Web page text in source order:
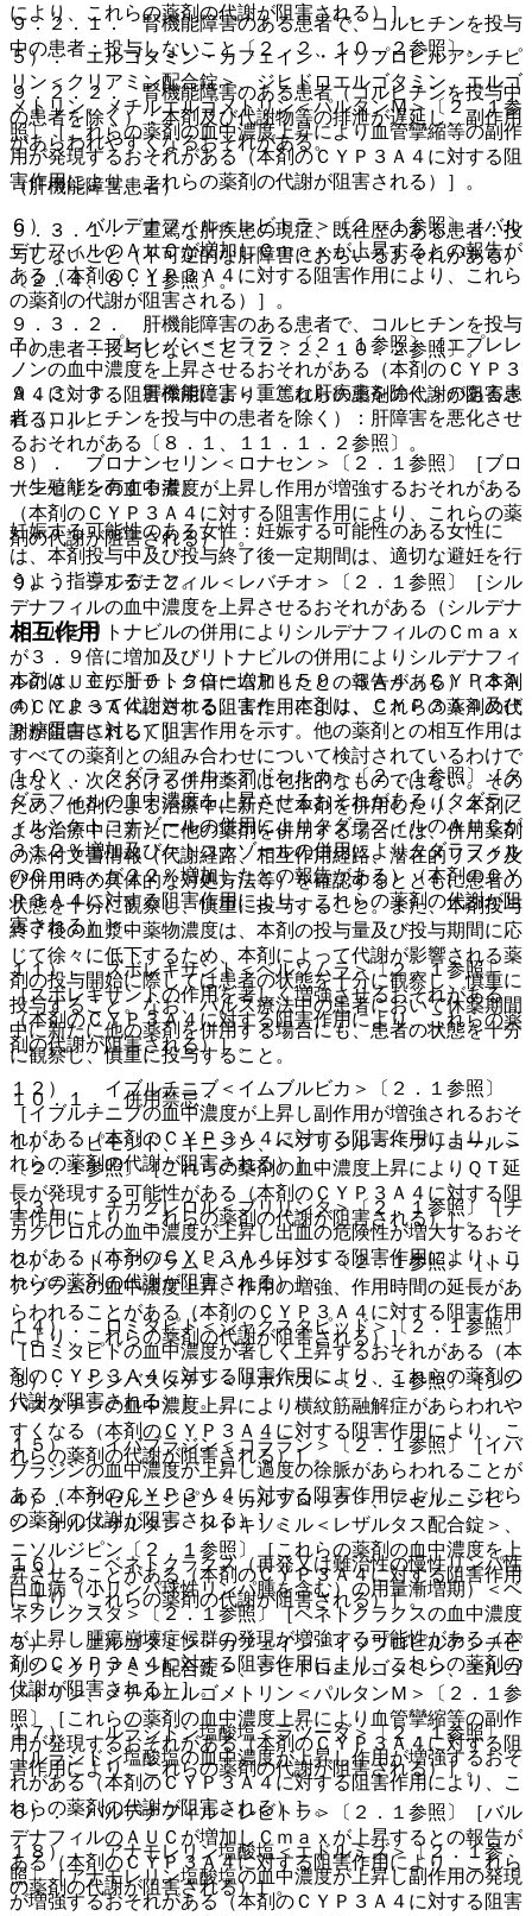
により、これらの薬剤の代謝が阻害される）］。
５）． エルゴタミン・カフェイン・イソプロピルアンチピ
リン＜クリアミン配合錠＞、ジヒドロエルゴタミン、エルゴ
メトリン、メチルエルゴメトリン＜パルタンＭ＞〔２．１参
照〕［これらの薬剤の血中濃度上昇により血管攣縮等の副作
用が発現するおそれがある（本剤のＣＹＰ３Ａ４に対する阻
害作用により、これらの薬剤の代謝が阻害される）］。
６）． バルデナフィル＜レビトラ＞〔２．１参照〕［バル
デナフィルのＡＵＣが増加しＣｍａｘが上昇するとの報告が
ある（本剤のＣＹＰ３Ａ４に対する阻害作用により、これら
の薬剤の代謝が阻害される）］。
７）． エプレレノン＜セララ＞〔２．１参照〕［エプレレ
ノンの血中濃度を上昇させるおそれがある（本剤のＣＹＰ３
Ａ４に対する阻害作用により、これらの薬剤の代謝が阻害さ
れる）］。
８）． ブロナンセリン＜ロナセン＞〔２．１参照〕［ブロ
ナンセリンの血中濃度が上昇し作用が増強するおそれがある
（本剤のＣＹＰ３Ａ４に対する阻害作用により、これらの薬
剤の代謝が阻害される）］。
９）． シルデナフィル＜レバチオ＞〔２．１参照〕［シル
デナフィルの血中濃度を上昇させるおそれがある（シルデナ
フィルとリトナビルの併用によりシルデナフィルのＣｍａｘ
が３．９倍に増加及びリトナビルの併用によりシルデナフィ
ルのＡＵＣが１０．５倍に増加したとの報告がある）（本剤
のＣＹＰ３Ａ４に対する阻害作用により、これらの薬剤の代
謝が阻害される）］。
１０）． タダラフィル＜アドシルカ＞〔２．１参照〕［タ
ダラフィルの血中濃度を上昇させるおそれがある（タダラフ
ィルとケトコナゾールの併用によりタダラフィルのＡＵＣが
３１２％増加及びケトコナゾールの併用によりタダラフィル
のＣｍａｘが２２％増加したとの報告がある）（本剤のＣＹ
Ｐ３Ａ４に対する阻害作用により、これらの薬剤の代謝が阻
害される）］。
１１）． スボレキサント＜ベルソムラ＞〔２．１参照〕
［スボレキサントの作用を著しく増強させるおそれがある
（本剤のＣＹＰ３Ａ４に対する阻害作用により、これらの薬
剤の代謝が阻害される）］。
１２）． イブルチニブ＜イムブルビカ＞〔２．１参照〕
［イブルチニブの血中濃度が上昇し副作用が増強されるおそ
れがある（本剤のＣＹＰ３Ａ４に対する阻害作用により、こ
れらの薬剤の代謝が阻害される）］。
１３）． チカグレロル＜ブリリンタ＞〔２．１参照〕［チ
カグレロルの血中濃度が上昇し出血の危険性が増大するおそ
れがある（本剤のＣＹＰ３Ａ４に対する阻害作用により、こ
れらの薬剤の代謝が阻害される）］。
１４）． ロミタピド＜ジャクスタピッド＞〔２．１参照〕
［ロミタピドの血中濃度が著しく上昇するおそれがある（本
剤のＣＹＰ３Ａ４に対する阻害作用により、これらの薬剤の
代謝が阻害される）］。
１５）． イバブラジン＜コララン＞〔２．１参照〕［イバ
ブラジンの血中濃度が上昇し過度の徐脈があらわれることが
ある（本剤のＣＹＰ３Ａ４に対する阻害作用により、これら
の薬剤の代謝が阻害される）］。
１６）． ベネトクラクス（再発又は難治性の慢性リンパ性
白血病（小リンパ球性リンパ腫を含む）の用量漸増期）＜ベ
ネクレクスタ＞〔２．１参照〕［ベネトクラクスの血中濃度
が上昇し腫瘍崩壊症候群の発現が増強する可能性がある（本
剤のＣＹＰ３Ａ４に対する阻害作用により、これらの薬剤の
代謝が阻害される）］。
１７）． ルラシドン塩酸塩＜ラツーダ＞〔２．１参照〕
［ルラシドン塩酸塩の血中濃度が上昇し作用が増強するおそ
れがある（本剤のＣＹＰ３Ａ４に対する阻害作用により、こ
れらの薬剤の代謝が阻害される）］。
１８）． アナモレリン塩酸塩＜エドルミズ＞〔２．１参
照〕［アナモレリン塩酸塩の血中濃度が上昇し副作用の発現
が増強するおそれがある（本剤のＣＹＰ３Ａ４に対する阻害
９．２．１． 腎機能障害のある患者で、コルヒチンを投与
中の患者：投与しないこと〔２．２、１０．２参照〕。
９．２．２． 腎機能障害のある患者（コルヒチンを投与中
の患者を除く）：本剤及び代謝物等の排泄が遅延し、副作用
があらわれやすくなるおそれがある。
（肝機能障害患者）
９．３．１． 重篤な肝疾患の現症、既往歴のある患者：投
与しないこと（不可逆的な肝障害におちいるおそれがある）
〔２．４、８．１参照〕。
９．３．２． 肝機能障害のある患者で、コルヒチンを投与
中の患者：投与しないこと〔２．２、１０．２参照〕。
９．３．３． 肝機能障害＜重篤な肝疾患を除く＞のある患
者（コルヒチンを投与中の患者を除く）：肝障害を悪化させ
るおそれがある〔８．１、１１．１．２参照〕。
（生殖能を有する者）
妊娠する可能性のある女性：妊娠する可能性のある女性に
は、本剤投与中及び投与終了後一定期間は、適切な避妊を行
うよう指導すること。
相互作用
本剤は、主に肝チトクロームＰ４５０ ３Ａ４（ＣＹＰ３Ａ
４）によって代謝される。また、本剤は、ＣＹＰ３Ａ４及び
Ｐ糖蛋白に対して阻害作用を示す。他の薬剤との相互作用は
すべての薬剤との組み合わせについて検討されているわけで
はなく、次における併用薬剤は包括的なものではない。その
ため、他剤による治療中に新たに本剤を併用したり、本剤に
よる治療中に新たに他の薬剤を併用する場合には、併用薬剤
の添付文書情報（代謝経路、相互作用経路、潜在的リスク及
び併用時の具体的な対処方法等）を確認するとともに患者の
状態を十分に観察し、慎重に投与すること。また、本剤投与
終了後の血漿中薬物濃度は、本剤の投与量及び投与期間に応
じて徐々に低下するため、本剤によって代謝が影響される薬
剤の投与開始に際しては患者の状態を十分に観察し、慎重に
投与すること。なお、パルス療法中の患者において休薬期間
中に新たに他の薬剤を併用する場合にも、患者の状態を十分
に観察し、慎重に投与すること。
１０．１． 併用禁忌：
１）． ピモジド、キニジン、ベプリジル＜ベプリコール＞
〔２．１参照〕［これらの薬剤の血中濃度上昇によりＱＴ延
長が発現する可能性がある（本剤のＣＹＰ３Ａ４に対する阻
害作用により、これらの薬剤の代謝が阻害される）］。
２）． トリアゾラム＜ハルシオン＞〔２．１参照〕［トリ
アゾラムの血中濃度上昇、作用の増強、作用時間の延長があ
らわれることがある（本剤のＣＹＰ３Ａ４に対する阻害作用
により、これらの薬剤の代謝が阻害される）］。
３）． シンバスタチン＜リポバス＞〔２．１参照〕［シン
バスタチンの血中濃度上昇により横紋筋融解症があらわれや
すくなる（本剤のＣＹＰ３Ａ４に対する阻害作用により、こ
れらの薬剤の代謝が阻害される）］。
４）． アゼルニジピン＜カルブロック＞、アゼルニジピ
ン・オルメサルタン メドキソミル＜レザルタス配合錠＞、
ニソルジピン〔２．１参照〕［これらの薬剤の血中濃度を上
昇させることがある（本剤のＣＹＰ３Ａ４に対する阻害作用
により、これらの薬剤の代謝が阻害される）］。
５）． エルゴタミン・カフェイン・イソプロピルアンチピ
リン＜クリアミン配合錠＞、ジヒドロエルゴタミン、エルゴ
メトリン、メチルエルゴメトリン＜パルタンＭ＞〔２．１参
照〕［これらの薬剤の血中濃度上昇により血管攣縮等の副作
用が発現するおそれがある（本剤のＣＹＰ３Ａ４に対する阻
害作用により、これらの薬剤の代謝が阻害される）］。
６）． バルデナフィル＜レビトラ＞〔２．１参照〕［バル
デナフィルのＡＵＣが増加しＣｍａｘが上昇するとの報告が
ある（本剤のＣＹＰ３Ａ４に対する阻害作用により、これら
の薬剤の代謝が阻害される）］。